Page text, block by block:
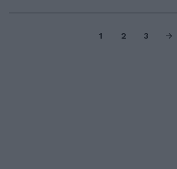
1 2 3